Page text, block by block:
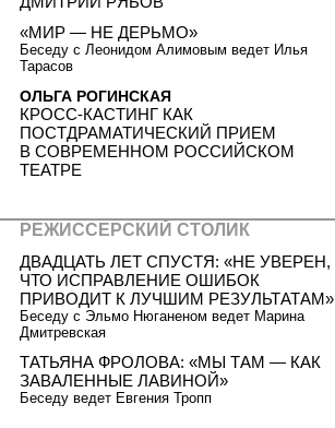
«МИР — НЕ ДЕРЬМО»
Беседу с Леонидом Алимовым ведет Илья
Тарасов
ОЛЬГА РОГИНСКАЯ
КРОСС-КАСТИНГ КАК
ПОСТДРАМАТИЧЕСКИЙ ПРИЕМ
В СОВРЕМЕННОМ РОССИЙСКОМ
ТЕАТРЕ
РЕЖИССЕРСКИЙ СТОЛИК
ДВАДЦАТЬ ЛЕТ СПУСТЯ: «НЕ УВЕРЕН,
ЧТО ИСПРАВЛЕНИЕ ОШИБОК
ПРИВОДИТ К ЛУЧШИМ РЕЗУЛЬТАТАМ»
Беседу с Эльмо Нюганеном ведет Марина
Дмитревская
ТАТЬЯНА ФРОЛОВА: «МЫ ТАМ — КАК
ЗАВАЛЕННЫЕ ЛАВИНОЙ»
Беседу ведет Евгения Тропп